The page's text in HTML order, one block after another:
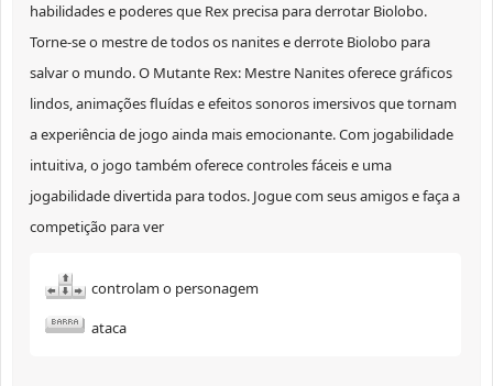
habilidades e poderes que Rex precisa para derrotar Biolobo.
Torne-se o mestre de todos os nanites e derrote Biolobo para
salvar o mundo. O Mutante Rex: Mestre Nanites oferece gráficos
lindos, animações fluídas e efeitos sonoros imersivos que tornam
a experiência de jogo ainda mais emocionante. Com jogabilidade
intuitiva, o jogo também oferece controles fáceis e uma
jogabilidade divertida para todos. Jogue com seus amigos e faça a
competição para ver
controlam o personagem
ataca